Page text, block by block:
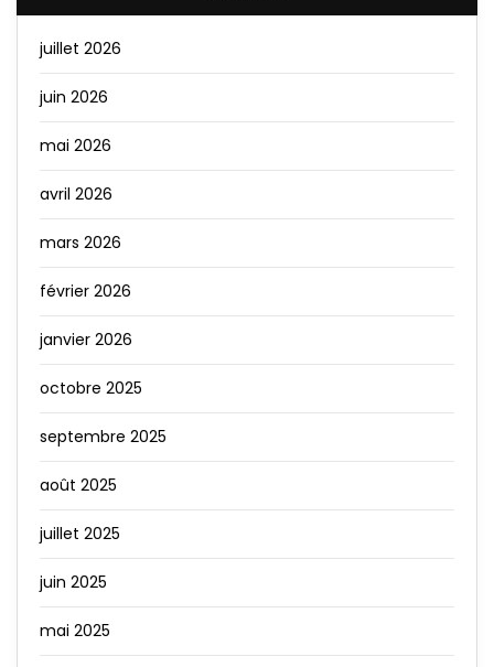
juillet 2026
juin 2026
mai 2026
avril 2026
mars 2026
février 2026
janvier 2026
octobre 2025
septembre 2025
août 2025
juillet 2025
juin 2025
mai 2025